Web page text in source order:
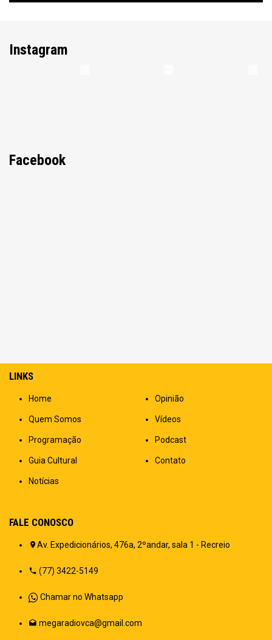
Instagram
Facebook
LINKS
Home
Quem Somos
Programação
Guia Cultural
Notícias
Opinião
Vídeos
Podcast
Contato
FALE CONOSCO
Av. Expedicionários, 476a, 2ºandar, sala 1 - Recreio
(77) 3422-5149
Chamar no Whatsapp
megaradiovca@gmail.com